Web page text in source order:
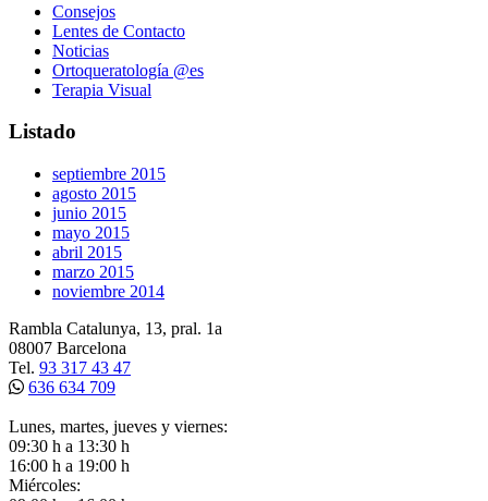
Consejos
Lentes de Contacto
Noticias
Ortoqueratología @es
Terapia Visual
Listado
septiembre 2015
agosto 2015
junio 2015
mayo 2015
abril 2015
marzo 2015
noviembre 2014
Rambla Catalunya, 13, pral. 1a
08007 Barcelona
Tel. 93 317 43 47
636 634 709
Lunes, martes, jueves y viernes:
09:30 h a 13:30 h
16:00 h a 19:00 h
Miércoles: